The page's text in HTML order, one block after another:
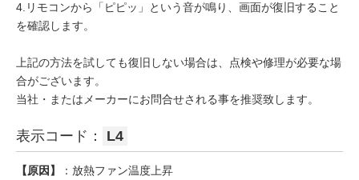
4.リモコンから「ピピッ」という音が鳴り、画面が復旧すること
を確認します。
上記の方法を試しても復旧しない場合は、点検や修理が必要な場
合がございます。
当社・またはメーカーにお問合せされる事を推奨致します。
表示コード： L4
【原因】
：放熱ファン温度上昇